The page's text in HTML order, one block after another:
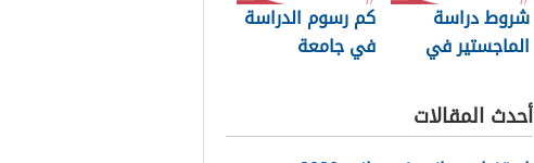
شروط دراسة
الماجستير في
قابوس
كم رسوم الدراسة
في جامعة
أحدث المقالات